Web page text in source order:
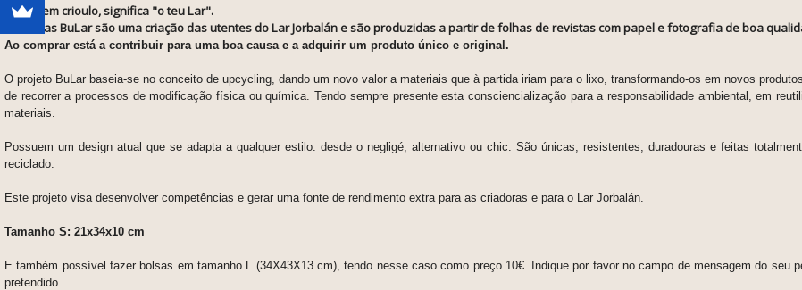
BuLar, em crioulo, significa "o teu Lar".
As bolsas BuLarsão uma criação das utentes do Lar Jorbalánesão produzidas a partir de folhas de revistas com papel e fotografia de boa
Ao comprar está a contribuir para uma boa causa e a adquirir um produto único e original.
O projeto BuLar baseia-se no conceito de upcycling, dando um novo valor a materiais que à partida iriam para o lixo, transformando-os em novos
de recorrer a processos de modificação física ou química. Tendo sempre presente esta consciencialização para a responsabilidade ambiental, em
materiais.
Possuem um design atual que se adapta a qualquer estilo: desde o negligé, alternativo ou chic. São únicas, resistentes, duradouras e feitas
reciclado.
Este projeto visa desenvolver competências e gerar uma fonte de rendimento extra para as criadoras e para o Lar Jorbalán.
Tamanho S: 21x34x10 cm
E também possível fazer bolsas em tamanho L (34X43X13 cm), tendo nesse caso como preço 10€. Indique por favor no campo de mensagem do seu
pretendido.